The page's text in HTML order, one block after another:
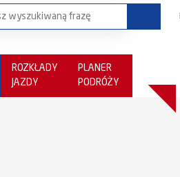
ROZKŁADY
JAZDY
PLANER
PODRÓŻY